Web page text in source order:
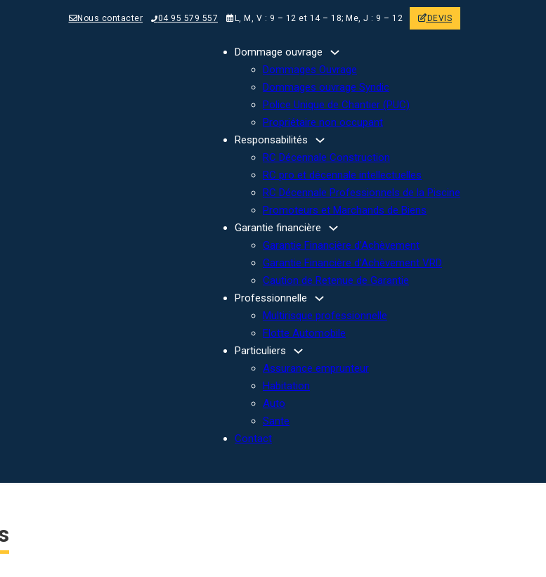
DEVIS
L, M, V : 9 – 12 et 14 – 18; Me, J : 9 – 12
04 95 579 557
Nous contacter
Dommage ouvrage
Dommages Ouvrage
Dommages ouvrage Syndic
Police Unique de Chantier (PUC)
Propriétaire non occupant
Responsabilités
RC Décennale Construction
RC pro et décennale intellectuelles
RC Décennale Professionnels de la Piscine
Promoteurs et Marchands de Biens
Garantie financière
Garantie Financière d’Achèvement
Garantie Financière d’Achèvement VRD
Caution de Retenue de Garantie
Professionnelle
Multirisque professionnelle
Flotte Automobile
Particuliers
Assurance emprunteur
Habitation
Auto
Sante
Contact